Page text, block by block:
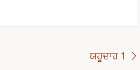
ਯਹੂਦਾਹ 1